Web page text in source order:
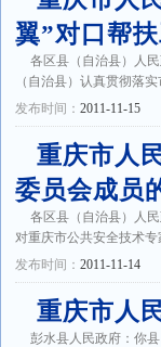
翼”对口帮
各区县（自治县）人
（自治县）认真贯彻落
发布时间：2011-11-15
重庆市人
委员会成员
各区县（自治县）人
对重庆市公共安全技术
发布时间：2011-11-14
重庆市人
彭水县人民政府：你